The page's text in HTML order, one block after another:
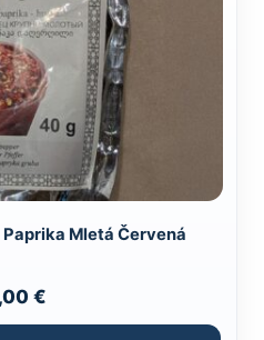
Mletá Červená
€